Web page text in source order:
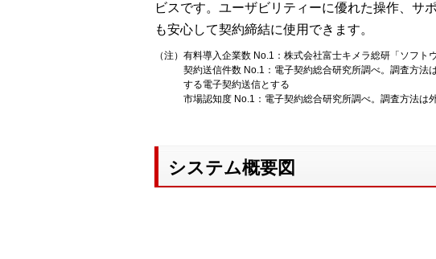
ビスです。ユーザビリティーに優れた操作、サ
も安心して契約締結に使用できます。
（注）有料導入企業数 No.1：株式会社富士キメラ総研「ソフ
契約送信件数 No.1：電子契約総合研究所調べ。調査方
する電子契約送信とする
市場認知度 No.1：電子契約総合研究所調べ。調査方法は
システム概要図